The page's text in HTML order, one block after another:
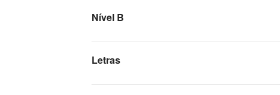
Nível B
Letras